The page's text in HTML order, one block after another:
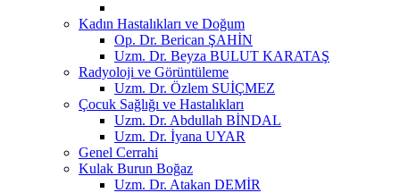
Kadın Hastalıkları ve Doğum
Op. Dr. Berican ŞAHİN
Uzm. Dr. Beyza BULUT KARATAŞ
Radyoloji ve Görüntüleme
Uzm. Dr. Özlem SUİÇMEZ
Çocuk Sağlığı ve Hastalıkları
Uzm. Dr. Abdullah BİNDAL
Uzm. Dr. İyana UYAR
Genel Cerrahi
Kulak Burun Boğaz
Uzm. Dr. Atakan DEMİR